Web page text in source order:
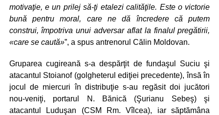
motivaţie, e un prilej să-ţi etalezi calităţile. Este o victorie
bună pentru moral, care ne dă încredere că putem
construi, împotriva unui adversar aflat la finalul pregătirii,
«care se caută»”, a spus antrenorul Călin Moldovan.
Gruparea cugireană s-a despărţit de fundaşul Suciu şi
atacantul Stoianof (golgheterul ediţiei precedente), însă în
jocul de miercuri în distribuţie s-au regăsit doi jucători
nou-veniţi, portarul N. Bănică (Şurianu Sebeş) şi
atacantul Luduşan (CSM Rm. Vîlcea), iar săptămâna